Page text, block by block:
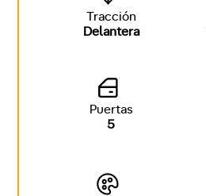
Tracción
Delantera
Puertas
5